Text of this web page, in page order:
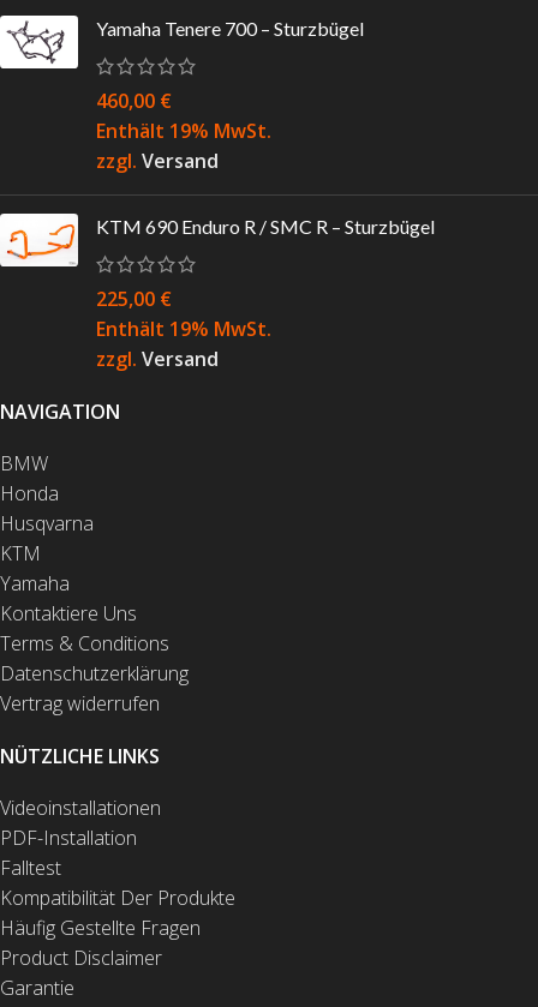
Yamaha Tenere 700 – Sturzbügel
460,00 €
Enthält 19% MwSt.
zzgl. Versand
KTM 690 Enduro R / SMC R – Sturzbügel
225,00 €
Enthält 19% MwSt.
zzgl. Versand
NAVIGATION
BMW
Honda
Husqvarna
KTM
Yamaha
Kontaktiere Uns
Terms & Conditions
Datenschutzerklärung
Vertrag widerrufen
NÜTZLICHE LINKS
Videoinstallationen
PDF-Installation
Falltest
Kompatibilität Der Produkte
Häufig Gestellte Fragen
Product Disclaimer
Garantie